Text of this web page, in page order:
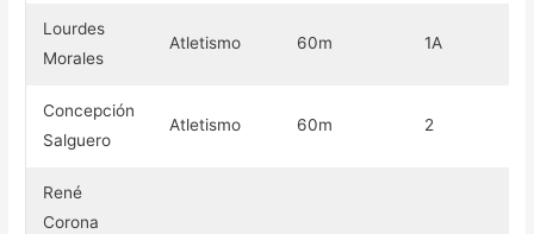
Lourdes
Morales
Atletismo 60m 1A
Concepción
Salguero
Atletismo 60m 2
René
Corona